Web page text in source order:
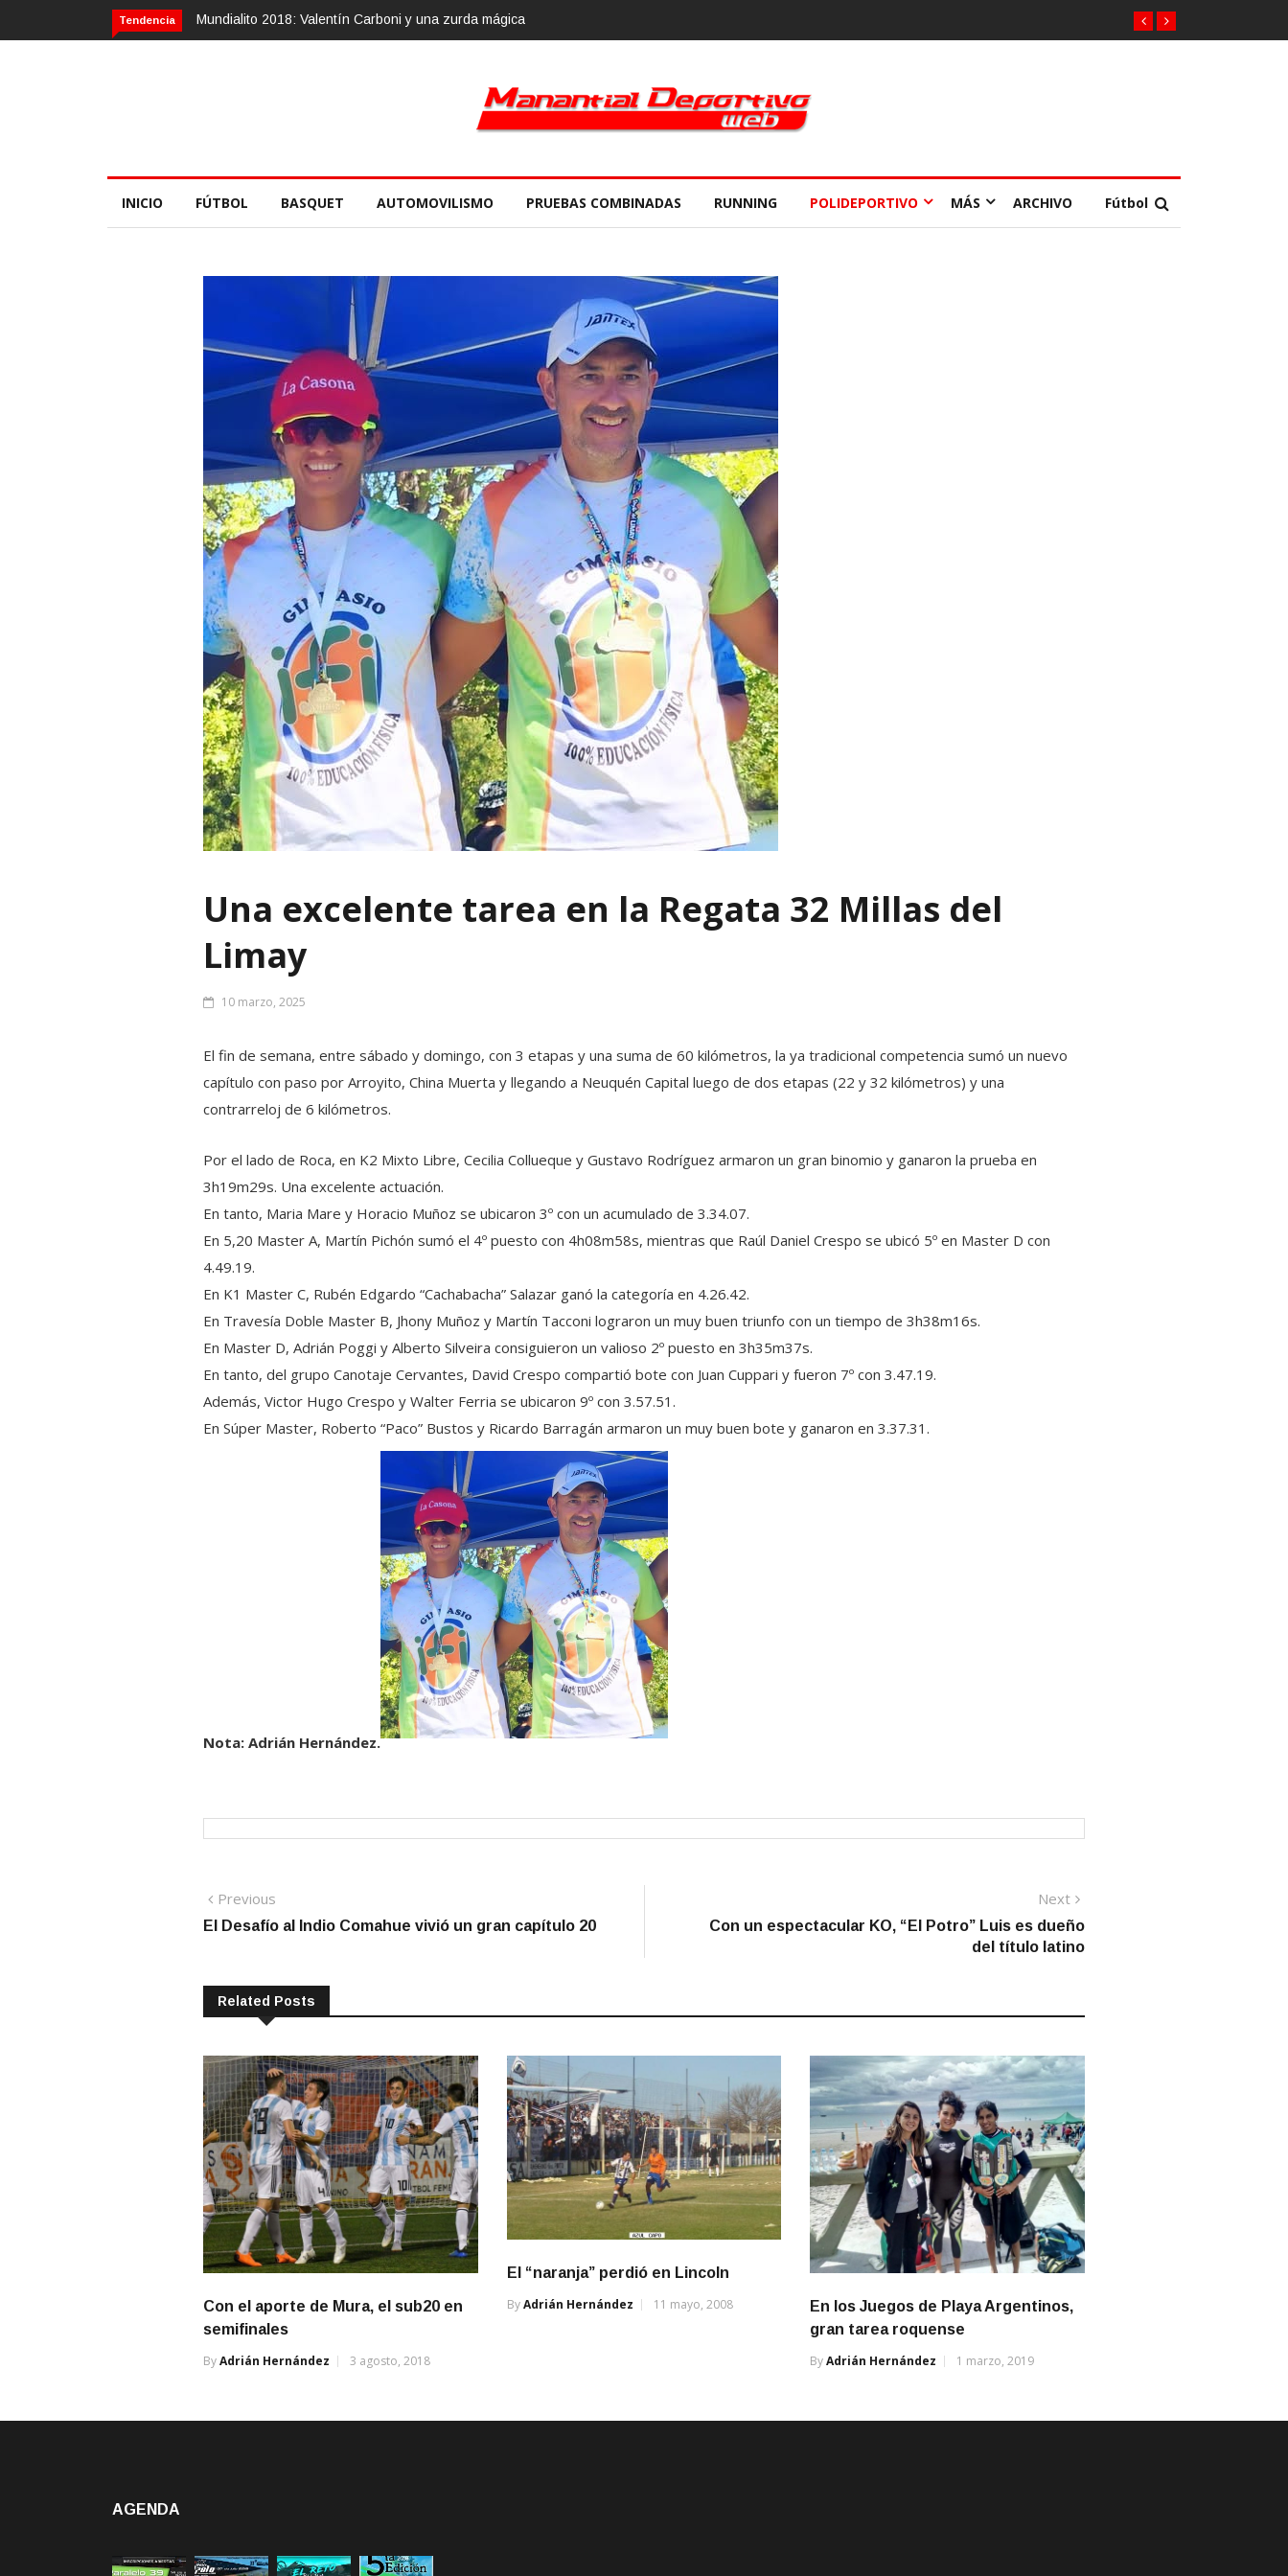
Tendencia
Mundialito 2018: Valentín Carboni y una zurda mágicaCalvario Race 2018, 10 de noviembre
INICIO FÚTBOL BASQUET AUTOMOVILISMO PRUEBAS COMBINADAS RUNNING POLIDEPORTIVO MÁS ARCHIVO Fútbol
Una excelente tarea en la Regata 32 Millas del
Limay
10 marzo, 2025
El fin de semana, entre sábado y domingo, con 3 etapas y una suma de 60 kilómetros, la ya tradicional competencia sumó un nuevo
capítulo con paso por Arroyito, China Muerta y llegando a Neuquén Capital luego de dos etapas (22 y 32 kilómetros) y una
contrarreloj de 6 kilómetros.
Por el lado de Roca, en K2 Mixto Libre, Cecilia Collueque y Gustavo Rodríguez armaron un gran binomio y ganaron la prueba en
3h19m29s. Una excelente actuación.
En tanto, Maria Mare y Horacio Muñoz se ubicaron 3º con un acumulado de 3.34.07.
En 5,20 Master A, Martín Pichón sumó el 4º puesto con 4h08m58s, mientras que Raúl Daniel Crespo se ubicó 5º en Master D con
4.49.19.
En K1 Master C, Rubén Edgardo “Cachabacha” Salazar ganó la categoría en 4.26.42.
En Travesía Doble Master B, Jhony Muñoz y Martín Tacconi lograron un muy buen triunfo con un tiempo de 3h38m16s.
En Master D, Adrián Poggi y Alberto Silveira consiguieron un valioso 2º puesto en 3h35m37s.
En tanto, del grupo Canotaje Cervantes, David Crespo compartió bote con Juan Cuppari y fueron 7º con 3.47.19.
Además, Victor Hugo Crespo y Walter Ferria se ubicaron 9º con 3.57.51.
En Súper Master, Roberto “Paco” Bustos y Ricardo Barragán armaron un muy buen bote y ganaron en 3.37.31.
Nota: Adrián Hernández.
Navegación
de
Previous
post:
El Desafío al Indio Comahue vivió un gran capítulo 20
Next
post:
Con un espectacular KO, “El Potro” Luis es dueño
del título latino
Related Posts
Con el aporte de Mura, el sub20 en
semifinales
ByAdrián Hernández 3 agosto, 2018
El “naranja” perdió en Lincoln
ByAdrián Hernández 11 mayo, 2008
En los Juegos de Playa Argentinos,
gran tarea roquense
ByAdrián Hernández 1 marzo, 2019
AGENDA